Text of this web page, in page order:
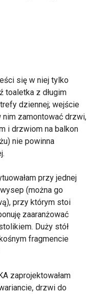
się w niej tylko
toaletka z długim
dziennej; wejście
nim zamontować drzwi,
i drzwiom na balkon
nie powinna
przy jednej
(można go
przy którym stoi
zaaranżować
Duży stół
fragmencie
zaprojektowałam
drzwi do